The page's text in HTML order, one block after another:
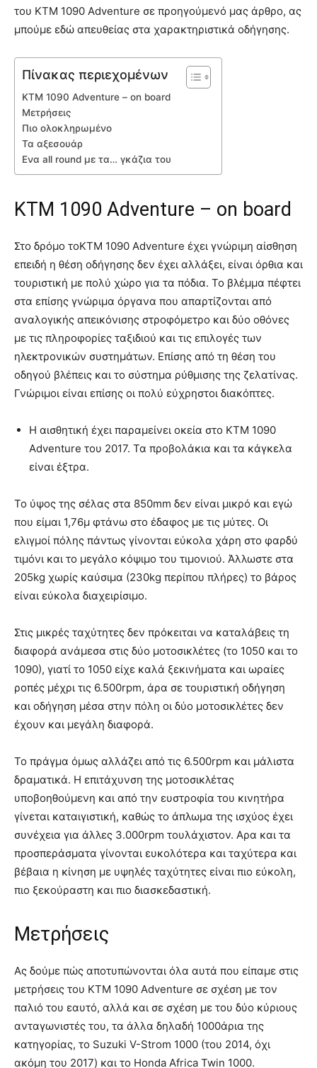
του KTM 1090 Adventure σε προηγούμενό μας άρθρο, ας
μπούμε εδώ απευθείας στα χαρακτηριστικά οδήγησης.
Πίνακας περιεχομένων
KTM 1090 Adventure – οn board
Μετρήσεις
Πιο ολοκληρωμένο
Τα αξεσουάρ
Ενα all round με τα… γκάζια του
KTM 1090 Adventure – οn board
Στο δρόμο τοKTM 1090 Adventure έχει γνώριμη αίσθηση
επειδή η θέση οδήγησης δεν έχει αλλάξει, είναι όρθια και
τουριστική με πολύ χώρο για τα πόδια. Το βλέμμα πέφτει
στα επίσης γνώριμα όργανα που απαρτίζονται από
αναλογικής απεικόνισης στροφόμετρο και δύο οθόνες
με τις πληροφορίες ταξιδιού και τις επιλογές των
ηλεκτρονικών συστημάτων. Επίσης από τη θέση του
οδηγού βλέπεις και το σύστημα ρύθμισης της ζελατίνας.
Γνώριμοι είναι επίσης οι πολύ εύχρηστοι διακόπτες.
Η αισθητική έχει παραμείνει οκεία στο KTM 1090
Adventure του 2017. Τα προβολάκια και τα κάγκελα
είναι έξτρα.
Το ύψος της σέλας στα 850mm δεν είναι μικρό και εγώ
που είμαι 1,76μ φτάνω στο έδαφος με τις μύτες. Οι
ελιγμοί πόλης πάντως γίνονται εύκολα χάρη στο φαρδύ
τιμόνι και το μεγάλο κόψιμο του τιμονιού. Άλλωστε στα
205kg χωρίς καύσιμα (230kg περίπου πλήρες) το βάρος
είναι εύκολα διαχειρίσιμο.
Στις μικρές ταχύτητες δεν πρόκειται να καταλάβεις τη
διαφορά ανάμεσα στις δύο μοτοσικλέτες (το 1050 και το
1090), γιατί το 1050 είχε καλά ξεκινήματα και ωραίες
ροπές μέχρι τις 6.500rpm, άρα σε τουριστική οδήγηση
και οδήγηση μέσα στην πόλη οι δύο μοτοσικλέτες δεν
έχουν και μεγάλη διαφορά.
Το πράγμα όμως αλλάζει από τις 6.500rpm και μάλιστα
δραματικά. Η επιτάχυνση της μοτοσικλέτας
υποβοηθούμενη και από την ευστροφία του κινητήρα
γίνεται καταιγιστική, καθώς το άπλωμα της ισχύος έχει
συνέχεια για άλλες 3.000rpm τουλάχιστον. Αρα και τα
προσπεράσματα γίνονται ευκολότερα και ταχύτερα και
βέβαια η κίνηση με υψηλές ταχύτητες είναι πιο εύκολη,
πιο ξεκούραστη και πιο διασκεδαστική.
Μετρήσεις
Ας δούμε πώς αποτυπώνονται όλα αυτά που είπαμε στις
μετρήσεις του KTM 1090 Adventure σε σχέση με τον
παλιό του εαυτό, αλλά και σε σχέση με του δύο κύριους
ανταγωνιστές του, τα άλλα δηλαδή 1000άρια της
κατηγορίας, το Suzuki V-Strom 1000 (του 2014, όχι
ακόμη του 2017) και το Honda Africa Twin 1000.